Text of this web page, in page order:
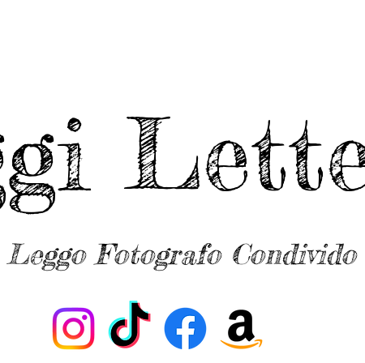
Leggo Fotografo Condivido